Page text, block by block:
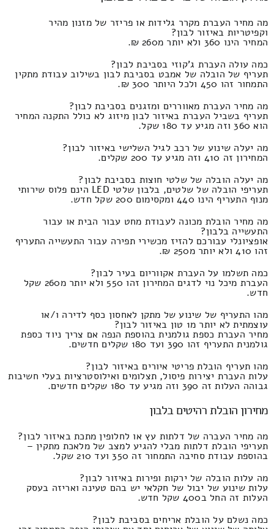
מה מחיר העברת מקרר גלידות או פריזר של מזנון מהיר
וקפיטריות באיזור לבון?
המחיר הינו 360 ולא יותר מ260 ₪.
כמה עולה העברת ג'קוזי בסביבת לבון?
תעריף של הובלה של אמבט בסביבת לבון בשילוב עבודת מתקין
התמחור זהו 450 ולכל היותר 300 ₪.
מה מחיר העברת מאווררים ומזגנים בסביבת לבון?
תעריף בשביל העברת באיזור לבון מיזוג לא כולל התקנה המחיר
הוא 360 וזה מגיע עד 180 שקל.
מה יעלה שינוע של רכב לגיל השלישי באיזור לבון?
המחירון זה 410 וזה מגיע עד 200 שקלים.
מה יעלה הובלה של שלטי חוצות בסביבת לבון?
תעריפי הובלה של שלטים, בלבון שלטי LED הינם פלוס שירותי
מנוף התעריף הינו 440 ומקסימום 200 שקל חדש.
מה מחיר הובלת מכונה לעבודת מחט עבור הבית או עבור
התעשייה בלבון?
אופציונלי עבורכם להזיז מכשירי תפירה עבור התעשייה התעריף
זהו 410 ולא יותר מ250 ₪.
כמה תשלמו על העברת אקווריום בעיר לבון?
העברת מיכל נוי לדגים המחירון זהו 550 ולא יותר מ260 שקל
חדש.
מהו התעריף של שינוע של מתקן לאחסון כסף לדירה ו/או
עוצמתית לא יותר מ1 טון באיזור לבון?
מחיר העברת כספת גולמנית בהוספת הנפה אם צריך ניוד כספת
גולמנית התעריף זהו 390 ועד 180 שקלים חדשים.
מהו תעריף הובלת פריטי איורים באיזור לבון?
עלות העברת יצירות פיסול, תצלומים ואילוסטרציות בעלי חשיבות
גבוהה העלות זה 390 וזה מגיע עד 180 שקלים חדשים.
מחירון הובלת רהיטים בלבון
מה מחיר העברה של דלתות עץ או לחלופין מתכת באיזור לבון?
תעריפי הובלת דלתות מבלי להגיע למצב של מלאכת מתקין –
בהוספת עבודת סחיבה התמחור זה 350 ועד 210 שקל.
מה עלות הובלה של ירקות ופירות באיזור לבון?
עלות שינוע של יבול של חקלאי יש בהם טעינה ואריזה בעסק
העלות זה החל ב400 שקל חדש.
כמה נשלם על הובלת אריחים בסביבת לבון?